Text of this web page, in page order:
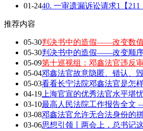
01-2440. 一审遗漏诉讼请求1【211
推荐内容
05-30判决书中的造假——改变数
05-30判决书中的造假——改变顺
05-09第十巡视组：邓鑫法官违反
05-04邓鑫法官故意隐匿、错认、
05-03看看长宁法院邓鑫法官是怎
04-19 上海官宣的优秀法官水平
03-10最高人民法院工作报告全文
03-08邓鑫法官允许无合法身份的
03-06思想引领丨两会上，总书记